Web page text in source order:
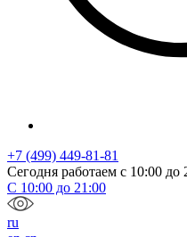
+7 (499) 449-81-81
Сегодня работаем с 10:00 до
С 10:00 до 21:00
ru